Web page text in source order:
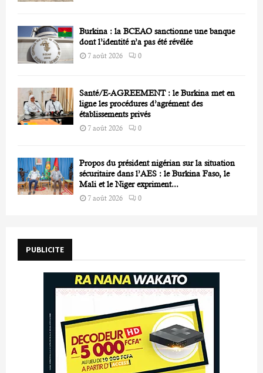
Burkina : la BCEAO sanctionne une banque
dont l’identité n’a pas été révélée
7 août 2026 0
Santé/E-AGREEMENT : le Burkina met en
ligne les procédures d’agrément des
établissements privés
7 août 2026 0
Propos du président nigérian sur la situation
sécuritaire dans l’AES : le Burkina Faso, le
Mali et le Niger expriment...
7 août 2026 0
PUBLICITE